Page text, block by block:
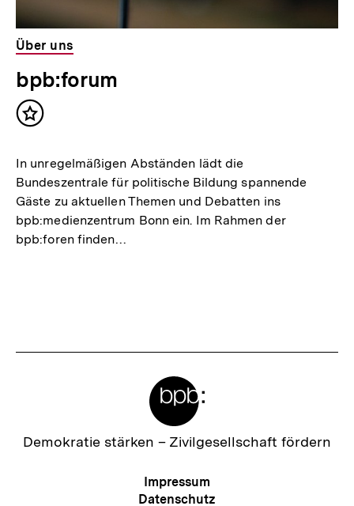
Über uns
bpb:forum
Inhalt
In unregelmäßigen Abständen lädt die
Bundeszentrale für politische Bildung spannende
Gäste zu aktuellen Themen und Debatten ins
bpb:medienzentrum Bonn ein. Im Rahmen der
bpb:foren finden…
Zur
Demokratie stärken – Zivilgesellschaft fördern
Meta-
Navigation
Impressum
Datenschutz